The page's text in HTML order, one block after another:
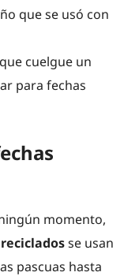
que se usó con
cuelgue un
para fechas
momento,
se usan
pascuas hasta